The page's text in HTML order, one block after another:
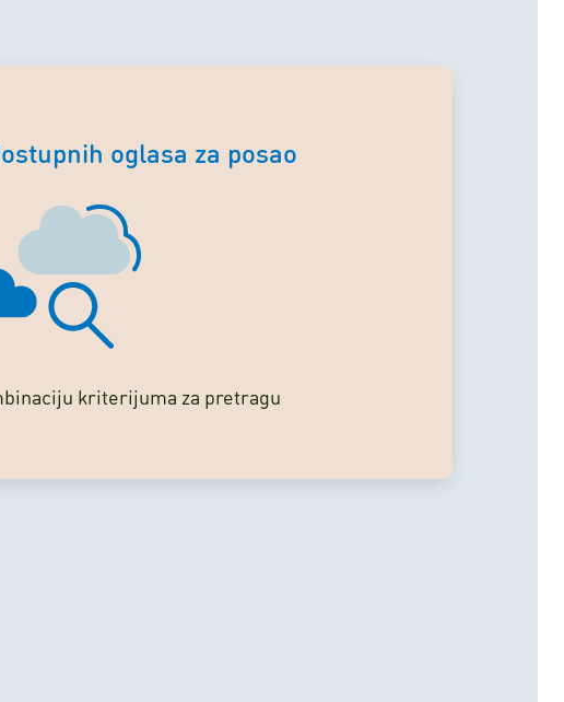
oglasa za posao
kriterijuma za pretragu